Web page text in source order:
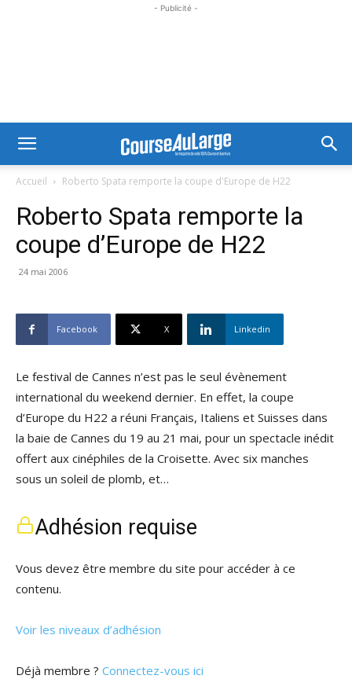
- Publicité -
Accueil Roberto Spata remporte la coupe d'Europe de H22
Roberto Spata remporte la
coupe d’Europe de H22
24 mai 2006
Facebook X Linkedin
Le festival de Cannes n’est pas le seul évènement
international du weekend dernier. En effet, la coupe
d’Europe du H22 a réuni Français, Italiens et Suisses dans
la baie de Cannes du 19 au 21 mai, pour un spectacle inédit
offert aux cinéphiles de la Croisette. Avec six manches
sous un soleil de plomb, et…
Adhésion requise
Vous devez être membre du site pour accéder à ce
contenu.
Voir les niveaux d’adhésion
Déjà membre ? Connectez-vous ici